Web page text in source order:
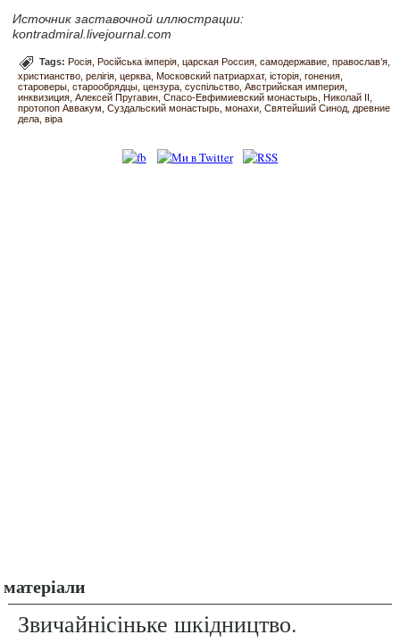
Источник заставочной иллюстрации:
kontradmiral.livejournal.com
Tags:Росія Російська імперія царская Россия самодержавие православ’я
христианство релігія церква Московский патриархат історія гонения
староверы старообрядцы цензура суспільство Австрийская империя
инквизиция Алексей Пругавин Спасо-Евфимиевский монастырь Николай II
протопоп Аввакум
Суздальский монастырь монахи Святейший Синод древние
дела віра
матеріали
Звичайнісіньке шкідництво.